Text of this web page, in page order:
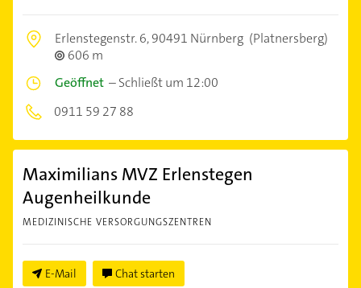
Erlenstegenstr. 6,90491 Nürnberg (Platnersberg)
606 m
Geöffnet –Schließt um 12:00
0911 59 27 88
Maximilians MVZ Erlenstegen
Augenheilkunde
MEDIZINISCHE VERSORGUNGSZENTREN
E-Mail Chat starten